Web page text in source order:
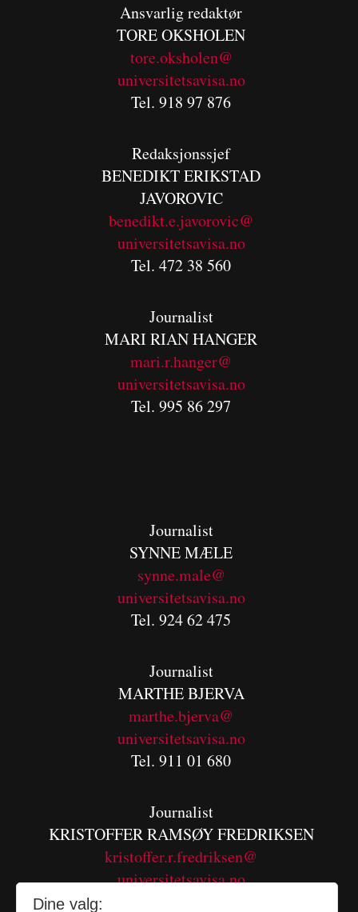
Ansvarlig redaktør
TORE OKSHOLEN
tore.oksholen@
universitetsavisa.no
Tel. 918 97 876
Redaksjonssjef
BENEDIKTERIKSTAD
JAVOROVIC
benedikt.e.javorovic@
universitetsavisa.no
Tel. 472 38 560
Journalist
MARI RIAN HANGER
mari.r.hanger@
universitetsavisa.no
Tel. 995 86 297
Journalist
SYNNE MÆLE
synne.male@
universitetsavisa.no
Tel. 924 62 475
Journalist
MARTHE BJERVA
marthe.bjerva@
universitetsavisa.no
Tel. 911 01 680
Journalist
KRISTOFFER RAMSØY FREDRIKSEN
kristoffer.r.fredriksen@
universitetsavisa.no
Dine valg: